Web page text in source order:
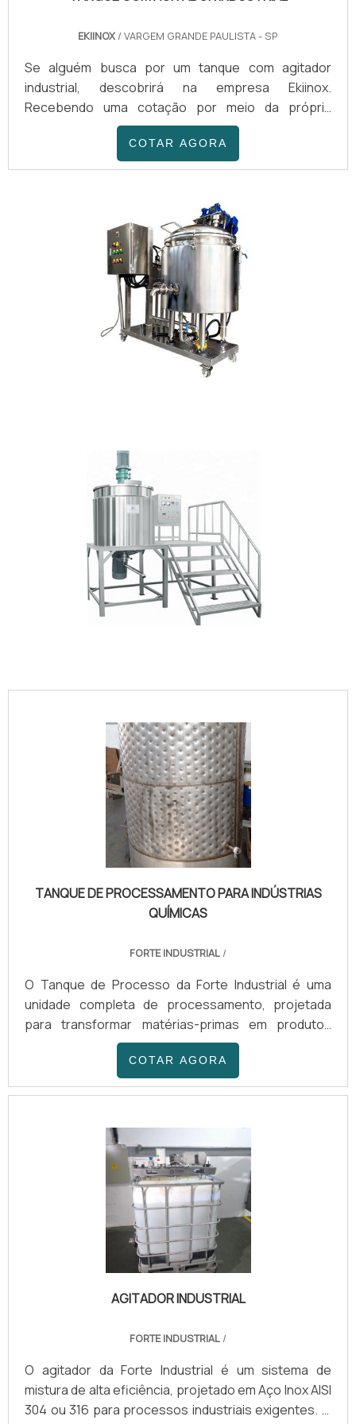
EKIINOX / VARGEM GRANDE PAULISTA - SP
Se alguém busca por um tanque com agitador
industrial, descobrirá na empresa Ekiinox.
Recebendo uma cotação por meio da própria
companhia e encontrando detalhes sobre a líder da
área de atuação, a aquisição é mais assertiva.É
importante lembrar que o produto deve ser
de cuidado ajuda a garantir a qualidade e durabilidade
dos materiais, além de evitar prejuízos com
substituições frequentes...
COTAR AGORA
TANQUE DE PROCESSAMENTO PARA INDÚSTRIAS
QUÍMICAS
FORTE INDUSTRIAL /
O Tanque de Processo da Forte Industrial é uma
unidade completa de processamento, projetada
para transformar matérias-primas em produtos
finais com máxima eficiência. Fabricados em Aço
Inox AISI 304 ou 316, com capacidades de 200 a
20.000 litros, estes equipamentos são configurados
regimes térmicos.
COTAR AGORA
AGITADOR INDUSTRIAL
FORTE INDUSTRIAL /
O agitador da Forte Industrial é um sistema de
mistura de alta eficiência, projetado em Aço Inox AISI
304 ou 316 para processos industriais exigentes. O